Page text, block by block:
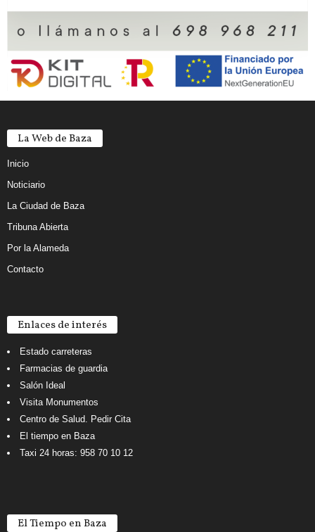
La Web de Baza
Inicio
Noticiario
La Ciudad de Baza
Tribuna Abierta
Por la Alameda
Contacto
Enlaces de interés
Estado carreteras
Farmacias de guardia
Salón Ideal
Visita Monumentos
Centro de Salud. Pedir Cita
El tiempo en Baza
Taxi 24 horas: 958 70 10 12
El Tiempo en Baza